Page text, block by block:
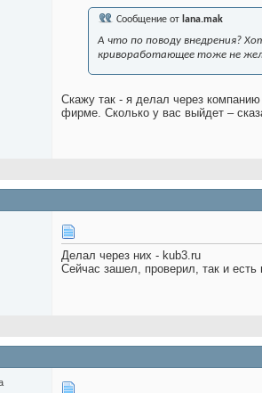
Сообщение от lana.mak
А что по поводу внедрения?
кривоработающее тоже не
Скажу так - я делал через
фирме. Сколько у вас выйдет –
Делал через них - kub3.ru
Сейчас зашел, проверил, так и есть